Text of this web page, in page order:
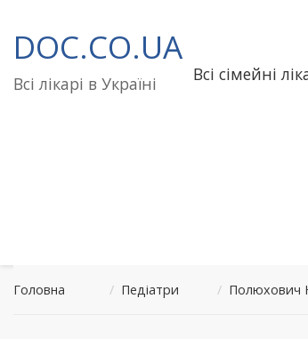
до
вмісту
DOC.CO.UA
Всі лікарі в Україні Всі сімейні
Головна / Педіатри / Полюхович